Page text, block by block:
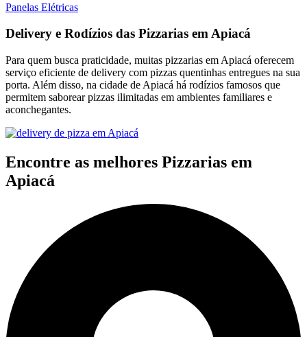
Panelas Elétricas
Delivery e Rodízios das Pizzarias em Apiacá
Para quem busca praticidade, muitas pizzarias em Apiacá oferecem
serviço eficiente de delivery com pizzas quentinhas entregues na sua
porta. Além disso, na cidade de Apiacá há rodízios famosos que
permitem saborear pizzas ilimitadas em ambientes familiares e
aconchegantes.
Encontre as melhores Pizzarias em
Apiacá